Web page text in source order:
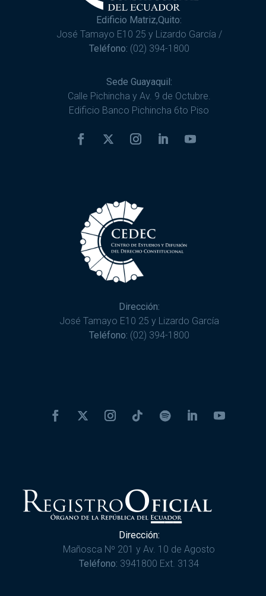
Edificio Matriz,Quito:
José Tamayo E10 25 y Lizardo García /
Teléfono: (02) 394-1800
Sede Guayaquil:
Calle Pichincha y Av. 9 de Octubre.
Edificio Banco Pichincha 6to Piso
Dirección:
José Tamayo E10 25 y Lizardo García
Teléfono: (02) 394-1800
Dirección:
Mañosca Nº 201 y Av. 10 de Agosto
Teléfono: 3941800 Ext. 3134